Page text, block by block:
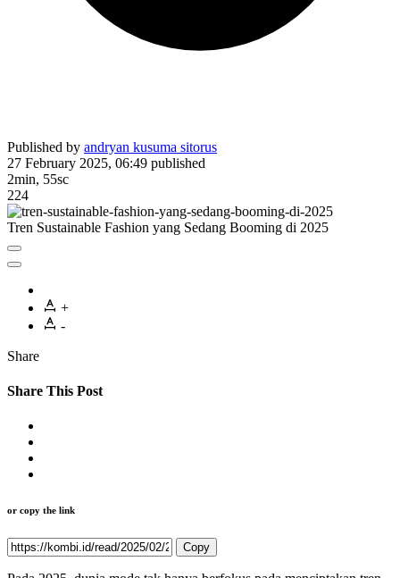
Published by andryan kusuma sitorus
27 February 2025, 06:49 published
2min, 55sc
224
Tren Sustainable Fashion yang Sedang Booming di 2025
+
-
Share
Share This Post
or copy the link
Copy